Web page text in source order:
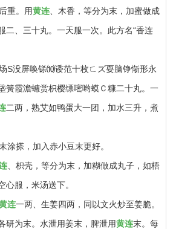
重。用黄连 、木香，等分为末，加蜜做成
二、三十丸。一天服一次。此方名“香连
S没屏唤铩⑽诿范十枚ㄈズ耍脑铮惭形永
簧霞澹蟪赏枳樱缥嘧哟蟆Ｃ糠二十丸。一
二两，熟艾如鸭蛋大一团，加水三升，煮
涂搽，加入赤小豆末更好。
、枳壳，等分为末，加糊做成丸子，如梧
心服，米汤送下。
连一两、生姜四两，同以文火炒至姜脆。
研为末。水泄用姜末，脾泄用黄连末。每